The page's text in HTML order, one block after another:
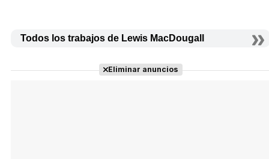
Todos los trabajos de Lewis MacDougall
Eliminar anuncios